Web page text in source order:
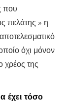
που
πελάτης » η
όχι μόνον
χρέος της
έχει τόσο